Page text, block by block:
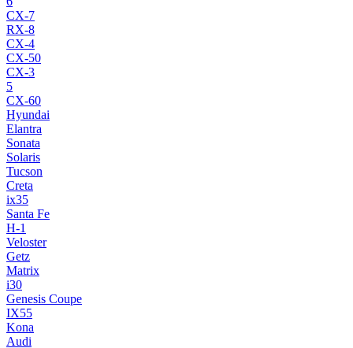
CX-7
RX-8
CX-4
CX-50
CX-3
5
CX-60
Hyundai
Elantra
Sonata
Solaris
Tucson
Creta
ix35
Santa Fe
H-1
Veloster
Getz
Matrix
i30
Genesis Coupe
IX55
Kona
Audi